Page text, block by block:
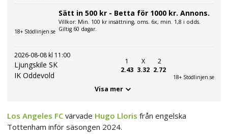
18+ Stödlinjen.se
Sätt in 500 kr - Betta för 1000 kr. Annons.
Villkor: Min. 100 kr insättning, oms. 6x, min. 1,8 i odds.
Giltig 60 dagar.
2026-08-08 kl 11:00
Ljungskile SK
IK Oddevold
1
2.43
X
3.32
2
2.72
18+ Stödlinjen.se
Visa mer
Los Angeles FC värvade Hugo Lloris från engelska
Tottenham inför säsongen 2024.